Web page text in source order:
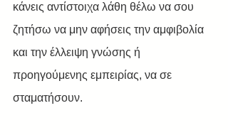
κάνεις αντίστοιχα λάθη θέλω να σου
ζητήσω να μην αφήσεις την αμφιβολία
και την έλλειψη γνώσης ή
προηγούμενης εμπειρίας, να σε
σταματήσουν.